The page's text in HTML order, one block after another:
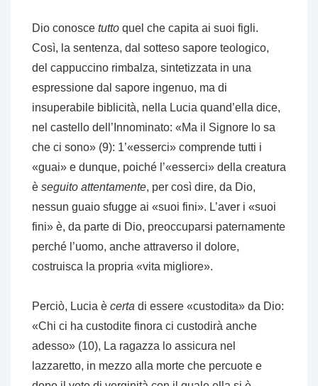
Dio conosce tutto quel che capita ai suoi figli.
Così, la sentenza, dal sotteso sapore teologico,
del cappuccino rimbalza, sintetizzata in una
espressione dal sapore ingenuo, ma di
insuperabile biblicità, nella Lucia quand’ella dice,
nel castello dell’Innominato: «Ma il Signore lo sa
che ci sono» (9): 1’«esserci» comprende tutti i
«guai» e dunque, poiché l’«esserci» della creatura
è seguito attentamente, per così dire, da Dio,
nessun guaio sfugge ai «suoi fini». L’aver i «suoi
fini» è, da parte di Dio, preoccuparsi paternamente
perché l’uomo, anche attraverso il dolore,
costruisca la propria «vita migliore».
Perciò, Lucia è certa di essere «custodita» da Dio:
«Chi ci ha custodite finora ci custodirà anche
adesso» (10), La ragazza lo assicura nel
lazzaretto, in mezzo alla morte che percuote e